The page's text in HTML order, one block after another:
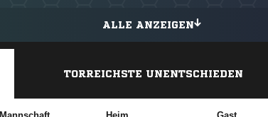
ALLE ANZEIGEN
TORREICHSTE UNENTSCHIEDEN